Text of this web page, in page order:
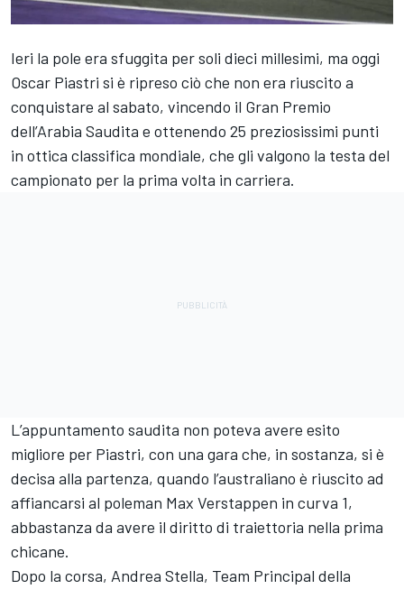
Ieri la pole era sfuggita per soli dieci millesimi, ma oggi
Oscar Piastri si è ripreso ciò che non era riuscito a
conquistare al sabato, vincendo il Gran Premio
dell’Arabia Saudita e ottenendo 25 preziosissimi punti
in ottica classifica mondiale, che gli valgono la testa del
campionato per la prima volta in carriera.
L’appuntamento saudita non poteva avere esito
migliore per Piastri, con una gara che, in sostanza, si è
decisa alla partenza, quando l’australiano è riuscito ad
affiancarsi al poleman Max Verstappen in curva 1,
abbastanza da avere il diritto di traiettoria nella prima
chicane.
Dopo la corsa, Andrea Stella, Team Principal della